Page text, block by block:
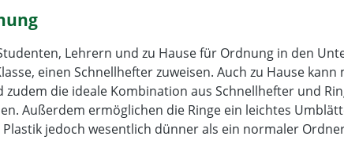
Lehrern und zu Hause für Ordnung in den
einen Schnellhefter zuweisen. Auch zu Hause
die ideale Kombination aus Schnellhefter und
Außerdem ermöglichen die Ringe ein leichtes
jedoch wesentlich dünner als ein normaler